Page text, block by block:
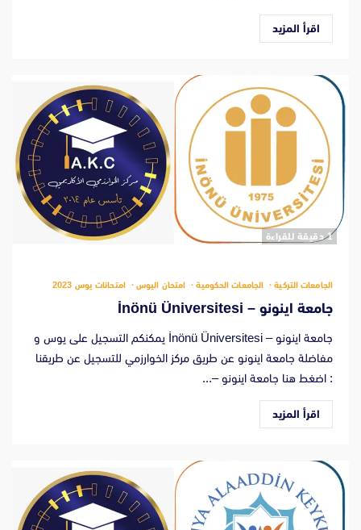
اقرأ المزيد
‫1 دقيقة للقراءة
الجامعات التركية الجامعات الحكومية امتحان اليوس امتحانات يوس 2023
جامعة اينونو – İnönü Üniversitesi
جامعة اينونو – İnönü Üniversitesi يمكنكم التسجيل على يوس و
مفاضلة جامعة اينونو عن طريق مركز الخوارزمي للتسجيل عن طريقنا
: اضغط هنا جامعة اينونو –...
اقرأ المزيد